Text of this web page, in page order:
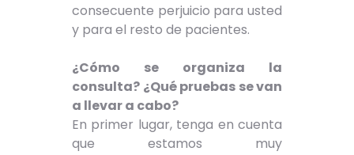
consecuente perjuicio para usted
y para el resto de pacientes.
¿Cómo se organiza la
consulta? ¿Qué pruebas se van
a llevar a cabo?
En primer lugar, tenga en cuenta
que estamos muy